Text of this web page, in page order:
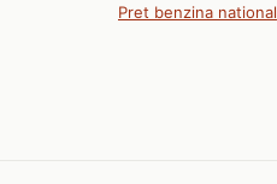
Pret benzina national